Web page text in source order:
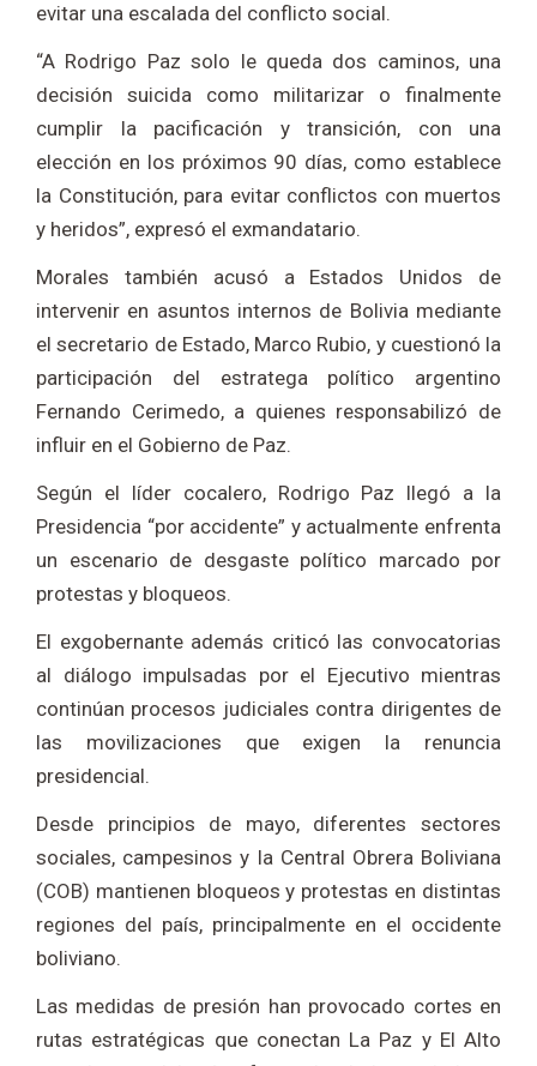
evitar una escalada del conflicto social.
“A Rodrigo Paz solo le queda dos caminos, una
decisión suicida como militarizar o finalmente
cumplir la pacificación y transición, con una
elección en los próximos 90 días, como establece
la Constitución, para evitar conflictos con muertos
y heridos”, expresó el exmandatario.
Morales también acusó a Estados Unidos de
intervenir en asuntos internos de Bolivia mediante
el secretario de Estado, Marco Rubio, y cuestionó la
participación del estratega político argentino
Fernando Cerimedo, a quienes responsabilizó de
influir en el Gobierno de Paz.
Según el líder cocalero, Rodrigo Paz llegó a la
Presidencia “por accidente” y actualmente enfrenta
un escenario de desgaste político marcado por
protestas y bloqueos.
El exgobernante además criticó las convocatorias
al diálogo impulsadas por el Ejecutivo mientras
continúan procesos judiciales contra dirigentes de
las movilizaciones que exigen la renuncia
presidencial.
Desde principios de mayo, diferentes sectores
sociales, campesinos y la Central Obrera Boliviana
(COB) mantienen bloqueos y protestas en distintas
regiones del país, principalmente en el occidente
boliviano.
Las medidas de presión han provocado cortes en
rutas estratégicas que conectan La Paz y El Alto